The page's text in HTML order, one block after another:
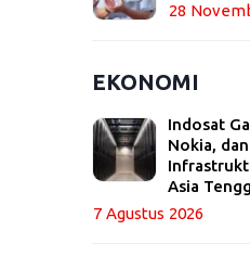
28
EKONOMI
Indosat
Nokia,
Asia
7 Agustus 2026